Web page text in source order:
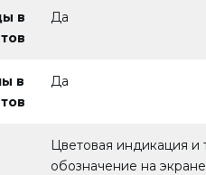
в
Да
в
Да
Цветовая индикация и
обозначение на экране